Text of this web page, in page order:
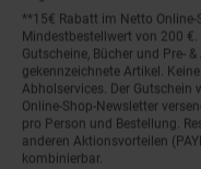
**15€ Rabatt im Netto
Mindestbestellwert von 200
Gutscheine, Bücher und Pre-
gekennzeichnete Artikel.
Abholservices. Der
Online-Shop-Newsletter
pro Person und Bestellung.
anderen Aktionsvorteilen
kombinierbar.